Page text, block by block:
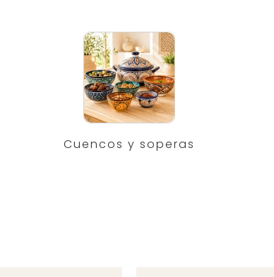
Cuencos y soperas